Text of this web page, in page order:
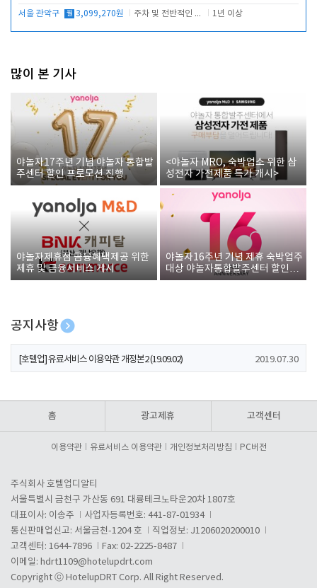
서울 관악구 월 3,099,270원 주차 및 전반적인 당번업무 1년 이상
많이 본 기사
야놀자17주년 기념 야놀자 통합발
주센터 할인 프로모션 진행
<야놀자 MRO, 숙박업소 위한 삼
성전자 가전제품 특가 개시>
야놀자제휴점 금융혜택제공 위한
제휴 및 금융서비스 게시
야놀자16주년 기념 제휴 숙박업주
대상 야놀자통합발주센터 할인쿠
폰 증정
공지사항
[호텔업] 개인정보 처리방침 개정본1 (19.09.02)
[호텔업] 유료서비스 이용약관 개정본2 (19.09.02) 2019.07.30
홈 광고제휴 고객센터
이용약관 유료서비스 이용약관 개인정보처리방침 PC버전
주식회사 호텔업디알티
서울특별시 금천구 가산동 691 대륭테크노타운20차 1807호
대표이사: 이송주
사업자등록번호: 441-87-01934
통신판매업신고: 서울금천-1204 호
직업정보: J1206020200010
고객센터: 1644-7896
Fax: 02-2225-8487
이메일: hdrt1109@hotelupdrt.com
Copyright ⓒ HotelupDRT Corp. All Right Reserved.